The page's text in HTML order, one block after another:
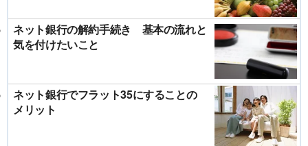
ネット銀行の解約手続き 基本の流れと
気を付けたいこと
ネット銀行でフラット35にすることの
メリット